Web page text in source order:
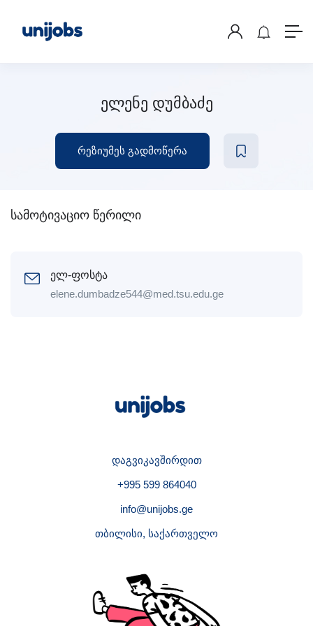
ელენე დუმბაძე
რეზიუმეს გადმოწერა
სამოტივაციო წერილი
ელ-ფოსტა
elene.dumbadze544@med.tsu.edu.ge
დაგვიკავშირდით
+995 599 864040
info@unijobs.ge
თბილისი, საქართველო